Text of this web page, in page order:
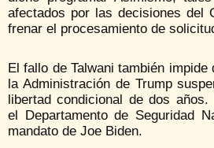
afectados por las decisiones del
frenar el procesamiento de
El fallo de Talwani también
la Administración de Trump
libertad condicional de dos
el Departamento de Seguridad
mandato de Joe Biden.